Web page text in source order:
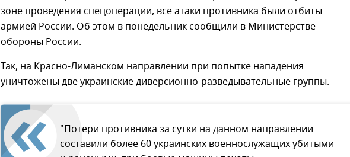
зоне проведения спецоперации, все атаки противника были отбиты
армией России. Об этом в понедельник сообщили в Министерстве
обороны России.
Так, на Красно-Лиманском направлении при попытке нападения
уничтожены две украинские диверсионно-разведывательные группы.
"Потери противника за сутки на данном направлении
составили более 60 украинских военнослужащих убитыми